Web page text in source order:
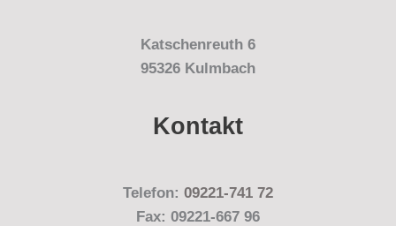
Katschenreuth 6
95326 Kulmbach
Kontakt
Telefon: 09221-741 72
Fax: 09221-667 96